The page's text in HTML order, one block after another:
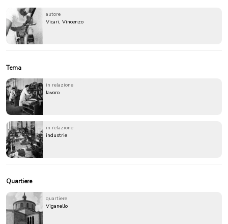
autore
Vicari, Vincenzo
Tema
in relazione
lavoro
in relazione
industrie
Quartiere
quartiere
Viganello